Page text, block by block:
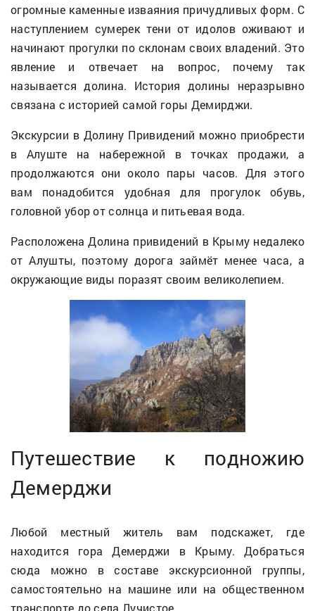
огромные каменные изваяния причудливых форм. С
наступлением сумерек тени от идолов оживают и
начинают прогулки по склонам своих владений. Это
явление и отвечает на вопрос, почему так
называется долина. История долины неразрывно
связана с историей самой горы Демирджи.
Экскурсии в Долину Привидений можно приобрести
в Алуште на набережной в точках продажи, а
продолжаются они около пары часов. Для этого
вам понадобится удобная для прогулок обувь,
головной убор от солнца и питьевая вода.
Расположена Долина привидений в Крыму недалеко
от Алушты, поэтому дорога займёт менее часа, а
окружающие виды поразят своим великолепием.
Путешествие к подножию
Демерджи
Любой местный житель вам подскажет, где
находится гора Демерджи в Крыму. Добраться
сюда можно в составе экскурсионной группы,
самостоятельно на машине или на общественном
транспорте до села Лучистое.